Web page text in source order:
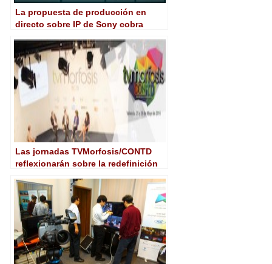
La propuesta de producción en
directo sobre IP de Sony cobra
Las jornadas TVMorfosis/CONTD
reflexionarán sobre la redefinición
lados del Atlántico